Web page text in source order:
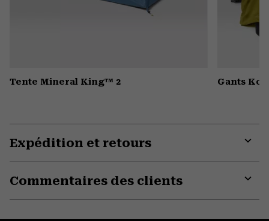
Tente Mineral King™ 2 Gants
Expédition et retours
Commentaires des clients